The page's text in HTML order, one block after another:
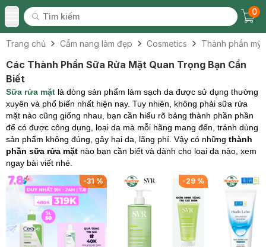
Toggle Menu
Tìm kiếm
Tìm kiếm
0
Trang chủ Cẩm nang làm đẹp Cosmetics Thành phần mỹ
Các Thành Phần Sữa Rửa Mặt Quan Trọng Bạn Cần
Biết
Sữa rửa mặt là dòng sản phẩm làm sạch da được sử dụng thường
xuyên và phổ biến nhất hiện nay. Tuy nhiên, không phải sữa rửa
mặt nào cũng giống nhau, bạn cần hiểu rõ bảng thành phần phần
để có được công dụng, loại da mà mỗi hãng mang đến, tránh dùng
sản phẩm không đúng, gây hại da, lãng phí. Vậy có những thành
phần sữa rửa mặt nào bạn cần biết và dành cho loại da nào, xem
ngay bài viết nhé.
-31% -29 %